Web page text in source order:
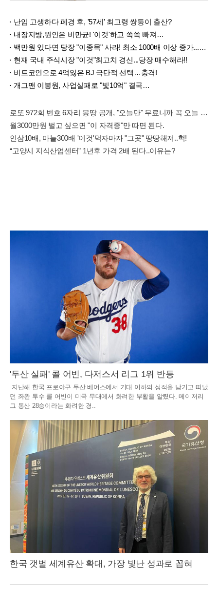
난임 고생하다 폐경 후, '57세' 최고령 쌍둥이 출산?
내장지방,원인은 비만균! '이것'하고 쏙쏙 빠져…
백만원 있다면 당장 "이종목" 사라! 최소 1000배 이상 증가...충격!!
현재 국내 주식시장 "이것"최고치 경신...당장 매수해라!!
비트코인으로 4억잃은 BJ 극단적 선택…충격!
개그맨 이봉원, 사업실패로 "빛10억" 결국…
로또 972회 번호 6자리 몽땅 공개, "오늘만" 무료니까 꼭 오늘 확인하세요.
월3000만원 벌고 싶으면 "이 자격증"만 따면 된다.
인삼10배, 마늘300배 '이것'먹자마자 "그곳" 땅땅해져..헉!
“고양시 지식산업센터” 1년후 가격 2배 된다..이유는?
'두산 실패' 콜 어빈, 다저스서 리그 1위 반등
지난해 한국 프로야구 두산 베어스에서 기대 이하의 성적을 남기고 떠났
던 좌완 투수 콜 어빈이 미국 무대에서 화려한 부활을 알렸다. 메이저리
그 통산 28승이라는 화려한 경..
한국 갯벌 세계유산 확대, 가장 빛난 성과로 꼽혀